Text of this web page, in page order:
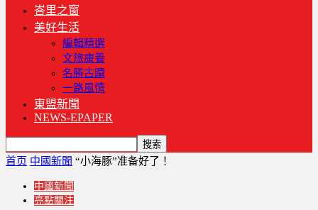
峇里之窗
美好生活
編輯精選
文旅康養
名勝古蹟
一路風情
東盟新聞
NEWS-EPAPER
首页 中國新聞 “小海豚”准备好了！
中國新聞
亮點關注